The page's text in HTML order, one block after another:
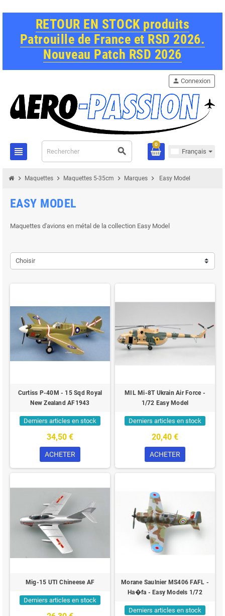
RETOUR EN STOCK produits
Patrouille de France et RSD 2026.
Nouveau Patch RSD 2026
view_headline search
person Connexion
0
Français
chevron_right Maquettes chevron_right Maquettes 5-35cm chevron_right Marques chevron_right Easy Model
EASY MODEL
Maquettes d'avions en métal de la collection Easy Model
Choisir
Curtiss P-40M - 15 Sqd Royal
New Zealand AF1943
Derniers articles en stock
34,50 €
ACHETER
MIL Mi-8T Ukrain Air Force -
1/72 Easy Model
Derniers articles en stock
20,40 €
ACHETER
Mig-15 UTI Chineese AF
Derniers articles en stock
Morane Saulnier MS406 FAFL -
Ha�fa - Easy Models 1/72
Derniers articles en stock